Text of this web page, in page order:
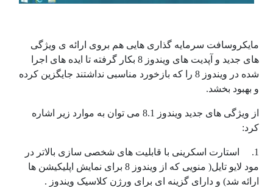
مایکروسافت سرمایه گذاری هایی هم بروی ارائه ی ویژگی
های جدید و آپدیت های ویندوز 8 بکار گرفته تا ایده های اجرا
شده در ویندوز 8 را که بازخورد مناسبی نداشتند جایگزین کرده
و بهبود بخشد.
از ویژگی های جدید ویندوز 8.1 می توان به موارد زیر اشاره
کرد:
1. استارت اسکرینی با قابلیت های شخصی سازی بالاتر در
مود لایو تایل( منویی که از ویندوز 8 برای نمایش اپلیکیشن ها
ارائه شد) و دارای گزینه ای برای ورژن کلاسیک ویندوز .